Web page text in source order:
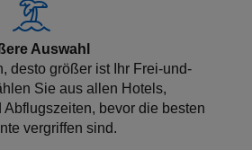
Auswahl
desto größer ist Ihr Frei-und-
Sie aus allen Hotels,
bevor die besten
vergriffen sind.